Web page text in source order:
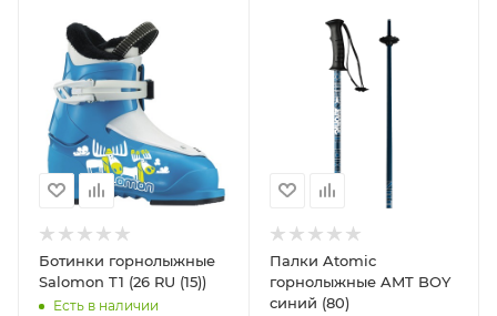
Ботинки горнолыжные
Salomon T1 (26 RU (15))
Есть в наличии
Палки Atomic
горнолыжные AMT BOY
синий (80)